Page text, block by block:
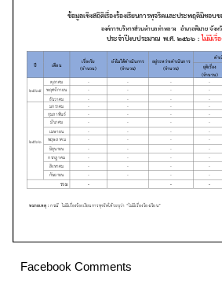
Facebook Comments